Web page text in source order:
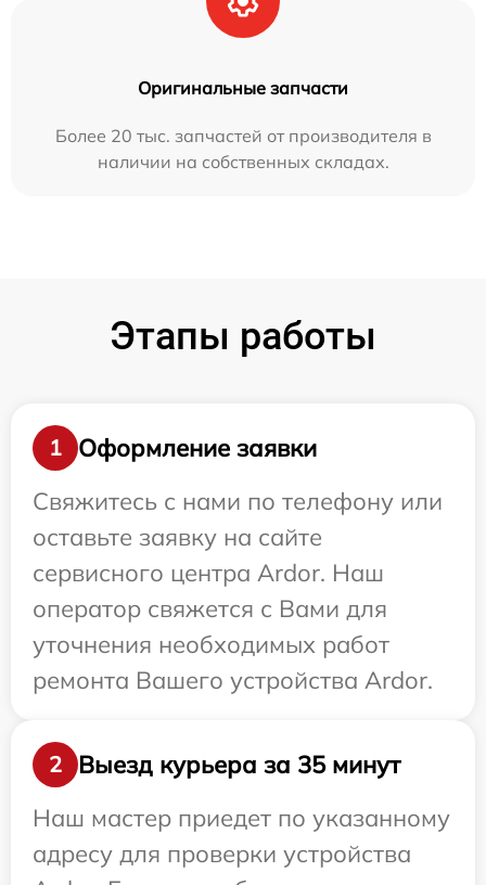
Оригинальные запчасти
Более 20 тыс. запчастей от производителя в
наличии на собственных складах.
Этапы работы
1
Оформление заявки
Свяжитесь с нами по телефону или
оставьте заявку на сайте
сервисного центра Ardor. Наш
оператор свяжется с Вами для
уточнения необходимых работ
ремонта Вашего устройства Ardor.
2
Выезд курьера за 35 минут
Наш мастер приедет по указанному
адресу для проверки устройства